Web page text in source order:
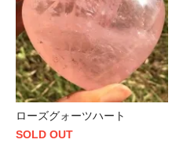
ローズグォーツハート
SOLD OUT